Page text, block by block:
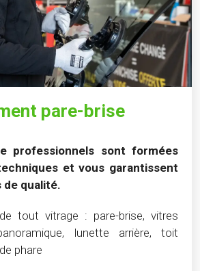
pare-brise
professionnels sont formées
et vous garantissent
qualité.
tout vitrage : pare-brise, vitres
lunette arrière, toit
phare